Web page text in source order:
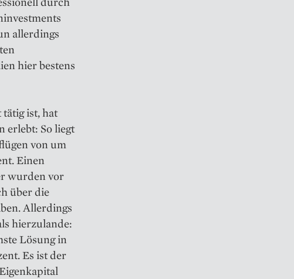
allerdings
hier bestens
ist, hat
erlebt: So liegt
von um
Einen
wurden vor
über die
Allerdings
hierzulande:
Lösung in
Es ist der